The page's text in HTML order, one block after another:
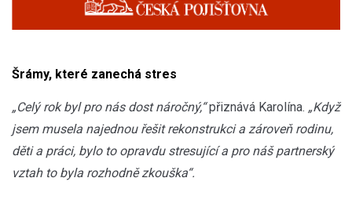
Šrámy, které zanechá stres
„Celý rok byl pro nás dost náročný,“přiznává Karolína. „Když
jsem musela najednou řešit rekonstrukci a zároveň rodinu,
děti a práci, bylo to opravdu stresující a pro náš partnerský
vztah to byla rozhodně zkouška“.